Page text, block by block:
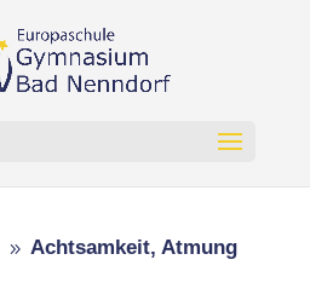
9 Achtsamkeit, Atmung